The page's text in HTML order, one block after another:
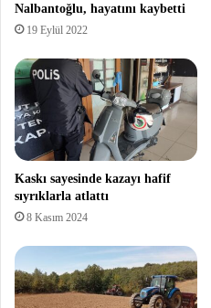
Nalbantoğlu, hayatını kaybetti
19 Eylül 2022
Kaskı sayesinde kazayı hafif
sıyrıklarla atlattı
8 Kasım 2024